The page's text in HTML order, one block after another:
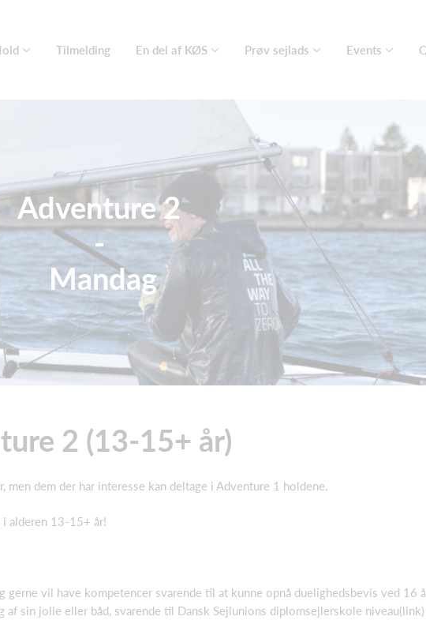
Tilmelding En del af KØS Prøv sejlads Events
Adventure 2
-
Mandag
2 (13-15+ år)
dem der har interesse kan deltage i Adventure 1 holdene.
alderen 13-15+ år!
vil have kompetencer svarende til at kunne opnå duelighedsbevis ved 16
sin jolle eller båd, svarende til Dansk Sejlunions diplomsejlerskole